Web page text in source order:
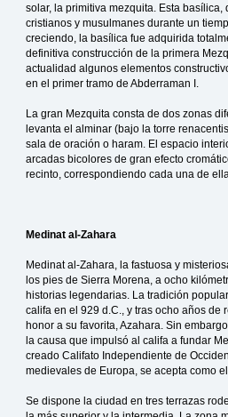
solar, la primitiva mezquita. Esta
cristianos y musulmanes durante un
creciendo, la basílica fue adquirida
definitiva construcción de la primera
actualidad algunos elementos
en el primer tramo de Abderraman I.
La gran Mezquita consta de dos zonas
levanta el alminar (bajo la torre
sala de oración o haram. El espacio
arcadas bicolores de gran efecto
recinto, correspondiendo cada una de
Medinat al-Zahara
Medinat al-Zahara, la fastuosa y
los pies de Sierra Morena, a ocho
historias legendarias. La tradición
califa en el 929 d.C., y tras ocho años
honor a su favorita, Azahara. Sin
la causa que impulsó al califa a fundar
creado Califato Independiente de
medievales de Europa, se acepta como
Se dispone la ciudad en tres terrazas